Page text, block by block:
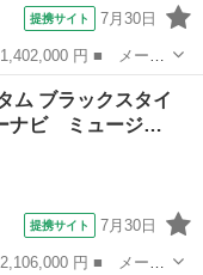
提携サイト 7月30日
レード名： ベース
シートヒーター ホ
ム ブラックスタイ
ナビ ミュージ…
提携サイト 7月30日